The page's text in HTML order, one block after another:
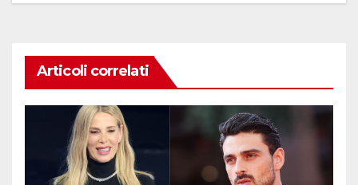
Articoli correlati